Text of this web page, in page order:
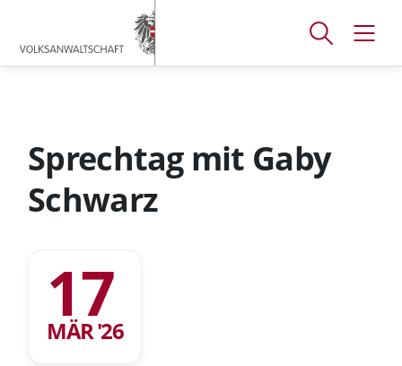
Zum
Hauptmenü
Zum
Inhalt
Zum
Footer
Suchfenster
Sprechtag mit Gaby
Schwarz
17
MÄR '26